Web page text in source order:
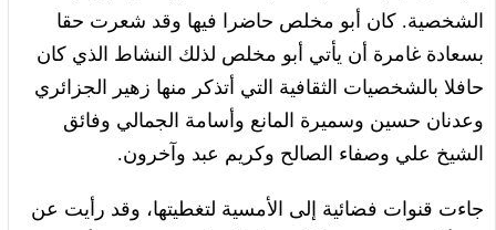
الشخصية. كان أبو مخلص حاضرا فيها وقد شعرت حقا
بسعادة غامرة أن يأتي أبو مخلص لذلك النشاط الذي كان
حافلا بالشخصيات الثقافية التي أتذكر منها زهير الجزائري
وعدنان حسين وسميرة المانع وأسامة الجمالي وفائق
الشيخ علي وصفاء الصالح وكريم عبد وآخرون.
جاءت قنوات فضائية إلى الأمسية لتغطيتها، وقد رأيت عن